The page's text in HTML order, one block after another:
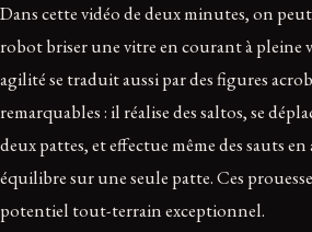
Dans cette vidéo de deux minutes, on
robot briser une vitre en courant à pleine
agilité se traduit aussi par des figures
remarquables : il réalise des saltos, se
deux pattes, et effectue même des sauts
équilibre sur une seule patte. Ces
potentiel tout-terrain exceptionnel.